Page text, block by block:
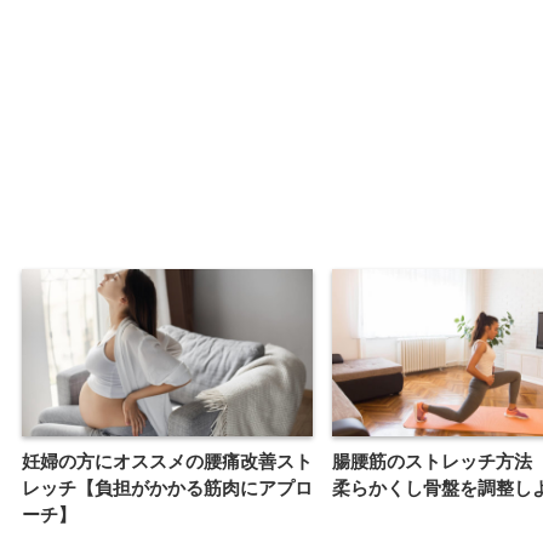
妊婦の方にオススメの腰痛改善スト
レッチ【負担がかかる筋肉にアプロ
ーチ】
腸腰筋のストレッチ方法
柔らかくし骨盤を調整し